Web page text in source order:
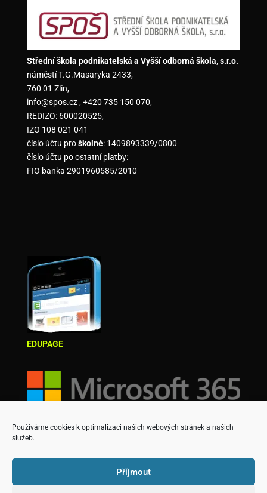
Používáme cookies k optimalizaci našich webových stránek a našich
služeb.
Příjmout
Střední škola podnikatelská a Vyšší odborná škola, s.r.o.
náměstí T.G.Masaryka 2433,
760 01 Zlín,
info@spos.cz , +420 735 150 070,
REDIZO: 600020525,
IZO 108 021 041
číslo účtu proškolné: 1409893339/0800
číslo účtu po ostatní platby:
FIO banka 2901960585/2010
EDUPAGE